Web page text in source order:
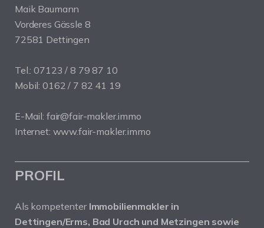
Maik Baumann
Vorderes Gässle 8
72581 Dettingen
Tel.: 07123 / 8 79 87 10
Mobil: 0162 / 7 82 41 19
E-Mail: fair@fair-makler.immo
Internet: www.fair-makler.immo
PROFIL
Als kompetenter Immobilienmakler in
Dettingen/Erms, Bad Urach und Metzingen sowie